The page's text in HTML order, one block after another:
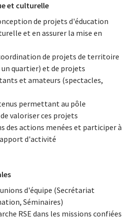
et culturelle
de projets d'éducation
et en assurer la mise en
de projets de territoire
quartier) et de projets
et amateurs (spectacles,
permettant au pôle
valoriser ces projets
des actions menées et participer à
d'activité
d'équipe (Secrétariat
Séminaires)
RSE dans les missions confiées